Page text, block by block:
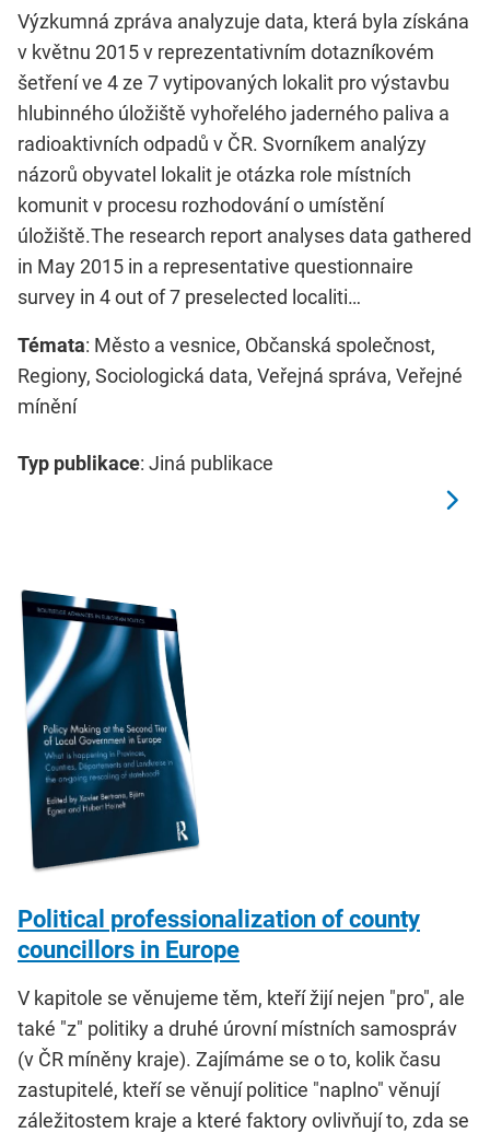
Výzkumná zpráva analyzuje data, která byla získána
v květnu 2015 v reprezentativním dotazníkovém
šetření ve 4 ze 7 vytipovaných lokalit pro výstavbu
hlubinného úložiště vyhořelého jaderného paliva a
radioaktivních odpadů v ČR. Svorníkem analýzy
názorů obyvatel lokalit je otázka role místních
komunit v procesu rozhodování o umístění
úložiště.The research report analyses data gathered
in May 2015 in a representative questionnaire
survey in 4 out of 7 preselected localiti…
Témata: Město a vesnice, Občanská společnost,
Regiony, Sociologická data, Veřejná správa, Veřejné
mínění
Typ publikace: Jiná publikace
Political professionalization of county
councillors in Europe
V kapitole se věnujeme těm, kteří žijí nejen "pro", ale
také "z" politiky a druhé úrovní místních samospráv
(v ČR míněny kraje). Zajímáme se o to, kolik času
zastupitelé, kteří se věnují politice "naplno" věnují
záležitostem kraje a které faktory ovlivňují to, zda se